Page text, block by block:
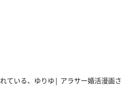
ている、ゆりゆ| アラサー婚活漫画さ